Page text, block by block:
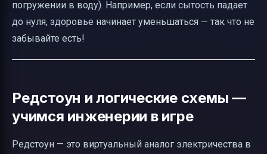
погружении в воду). Например, если сытость падает
до нуля, здоровье начинает уменьшаться — так что не
забывайте есть!
Редстоун и логические схемы —
учимся инженерии в игре
Редстоун — это виртуальный аналог электричества в